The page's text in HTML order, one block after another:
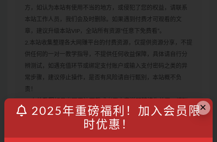
方，如认为本站有使用不当的地方，或侵犯了您的权益，请联系
本站工作人员，我们会及时删除。如果遇到付费才可观看的文
章，建议升级本站VIP，全站所有资源“任意下免费看”。
2.本站收集整理各大网赚平台的付费资源，仅提供资源分享，不提
供任何的一对一教学指导，不提供任何收益保障，具体请自行分
辨测试，如遇充值环节或绑定支付账户或输入支付密码之类的异
常步骤，建议停止操作，是否有风险请自行甄别，本站概不负
责！
系客服进行处理。
×
2025年重磅福利！加入会员限
时优惠！